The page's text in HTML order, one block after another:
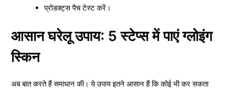
प्रोडक्ट्स पैच टेस्ट करें।
आसान घरेलू उपाय: 5 स्टेप्स में पाएं ग्लोइंग
स्किन
अब बात करते हैं समाधान की। ये उपाय इतने आसान हैं कि कोई भी कर सकता